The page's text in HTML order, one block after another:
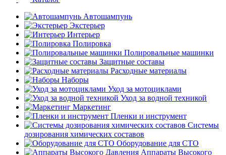
Автошампунь
Экстерьер
Интерьер
Полировка
Полировальные машинки
Защитные составы
Расходные материалы
Наборы
Уход за мотоциклами
Уход за водной техникой
Маркетинг
Пленки и инструмент
Системы
дозирования химических составов
Оборудование для СТО
Аппараты Высокого